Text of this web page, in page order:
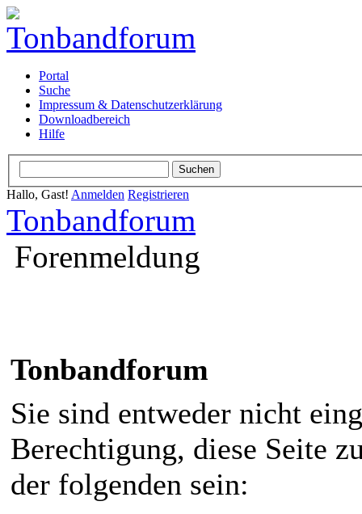
Portal
Suche
Impressum & Datenschutzerklärung
Downloadbereich
Hilfe
Hallo, Gast! Anmelden Registrieren
Tonbandforum
Forenmeldung
Tonbandforum
Sie sind entweder nicht
Berechtigung, diese Seite
der folgenden sein: